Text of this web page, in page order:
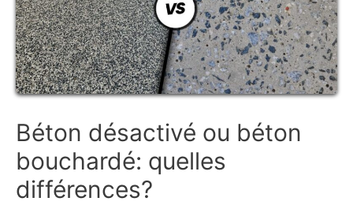
Béton désactivé ou béton
bouchardé: quelles
différences?